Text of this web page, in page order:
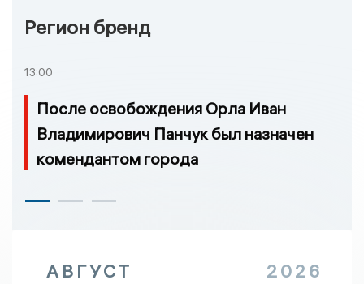
Регион бренд
13:00
После освобождения Орла Иван
Владимирович Панчук был назначен
комендантом города
АВГУСТ 2026